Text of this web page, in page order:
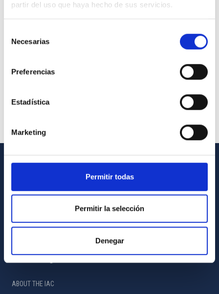
partir del uso que haya hecho de sus servicios.
Necesarias
Preferencias
Estadística
Marketing
Permitir todas
Permitir la selección
Denegar
Contact
How to get to the IAC
List of personnel
ABOUT THE IAC